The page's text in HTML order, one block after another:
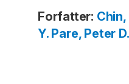
Forfatter: Chin,
Y. Pare, Peter D.